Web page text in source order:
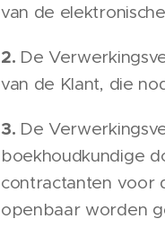
van de
2. De
van de Klant, die
3. De
boekhoudkundige
contractanten voor
openbaar worden